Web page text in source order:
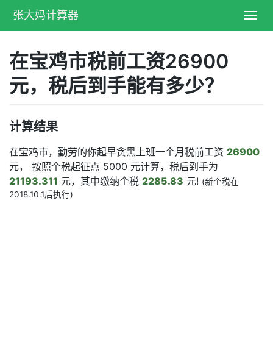
张大妈计算器
在宝鸡市税前工资26900
元，税后到手能有多少？
计算结果
在宝鸡市，勤劳的你起早贪黑上班一个月税前工资 26900
元， 按照个税起征点 5000 元计算，税后到手为
21193.311 元，其中缴纳个税 2285.83 元! (新个税在
2018.10.1后执行)